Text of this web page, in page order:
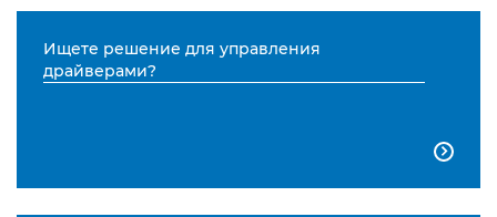
Ищете решение для управления
драйверами?
